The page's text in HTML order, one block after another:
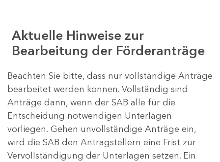
Aktuelle Hinweise zur
Bearbeitung der Förderanträge
Beachten Sie bitte, dass nur vollständige Anträge
bearbeitet werden können. Vollständig sind
Anträge dann, wenn der SAB alle für die
Entscheidung notwendigen Unterlagen
vorliegen. Gehen unvollständige Anträge ein,
wird die SAB den Antragstellern eine Frist zur
Vervollständigung der Unterlagen setzen. Ein